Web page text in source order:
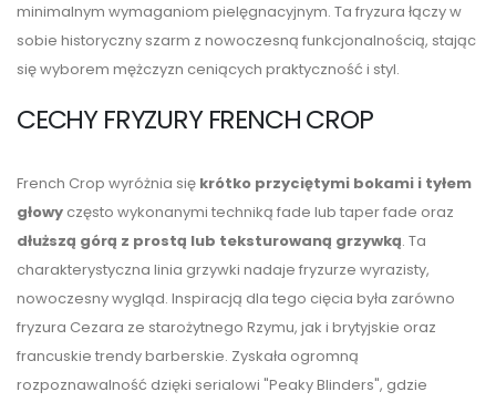
minimalnym wymaganiom pielęgnacyjnym. Ta fryzura łączy w
sobie historyczny szarm z nowoczesną funkcjonalnością, stając
się wyborem mężczyzn ceniących praktyczność i styl.
CECHY FRYZURY FRENCH CROP
French Crop wyróżnia się krótko przyciętymi bokami i tyłem
głowy często wykonanymi techniką fade lub taper fade oraz
dłuższą górą z prostą lub teksturowaną grzywką. Ta
charakterystyczna linia grzywki nadaje fryzurze wyrazisty,
nowoczesny wygląd. Inspiracją dla tego cięcia była zarówno
fryzura Cezara ze starożytnego Rzymu, jak i brytyjskie oraz
francuskie trendy barberskie. Zyskała ogromną
rozpoznawalność dzięki serialowi "Peaky Blinders", gdzie